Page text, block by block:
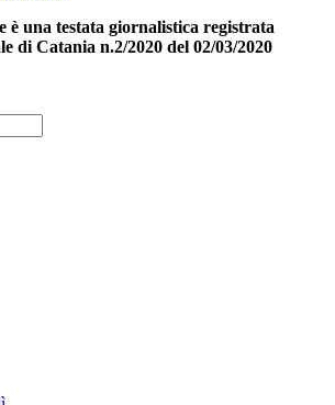
è una testata giornalistica registrata
di Catania n.2/2020 del 02/03/2020